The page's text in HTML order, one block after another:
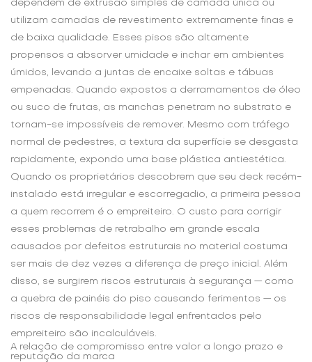
dependem de extrusão simples de camada única ou
utilizam camadas de revestimento extremamente finas e
de baixa qualidade. Esses pisos são altamente
propensos a absorver umidade e inchar em ambientes
úmidos, levando a juntas de encaixe soltas e tábuas
empenadas. Quando expostos a derramamentos de óleo
ou suco de frutas, as manchas penetram no substrato e
tornam-se impossíveis de remover. Mesmo com tráfego
normal de pedestres, a textura da superfície se desgasta
rapidamente, expondo uma base plástica antiestética.
Quando os proprietários descobrem que seu deck recém-
instalado está irregular e escorregadio, a primeira pessoa
a quem recorrem é o empreiteiro. O custo para corrigir
esses problemas de retrabalho em grande escala
causados ​​por defeitos estruturais no material costuma
ser mais de dez vezes a diferença de preço inicial. Além
disso, se surgirem riscos estruturais à segurança — como
a quebra de painéis do piso causando ferimentos — os
riscos de responsabilidade legal enfrentados pelo
empreiteiro são incalculáveis.
A relação de compromisso entre valor a longo prazo e
reputação da marca